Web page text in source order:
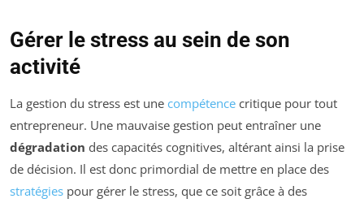
Gérer le stress au sein de son
activité
La gestion du stress est une compétence critique pour tout
entrepreneur. Une mauvaise gestion peut entraîner une
dégradation des capacités cognitives, altérant ainsi la prise
de décision. Il est donc primordial de mettre en place des
stratégies pour gérer le stress, que ce soit grâce à des